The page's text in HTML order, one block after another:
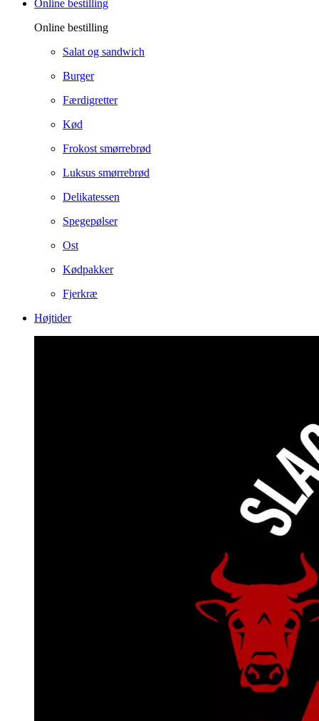
Online bestilling
Online bestilling
Salat og sandwich
Burger
Færdigretter
Kød
Frokost smørrebrød
Luksus smørrebrød
Delikatessen
Spegepølser
Ost
Kødpakker
Fjerkræ
Højtider